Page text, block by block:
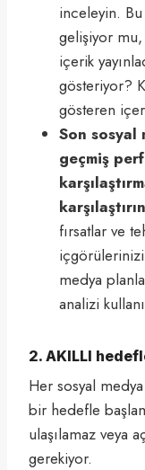
inceleyin.
gelişiyor
içerik
gösteriyor?
gösteren
Son sosyal
geçmiş
fırsatlar ve
içgörülerinizi
medya
analizi
2. AKILLI
Her sosyal
bir hedefle
ulaşılamaz veya
gerekiyor.